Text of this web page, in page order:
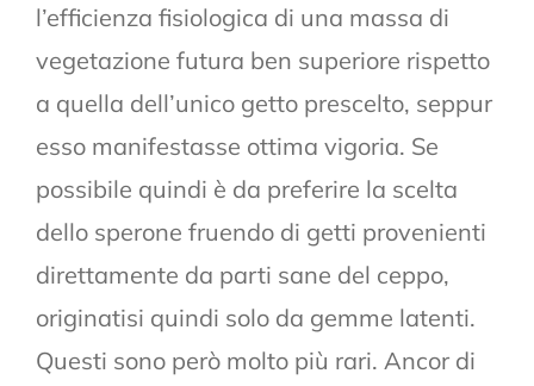
l’efficienza fisiologica di una massa di
vegetazione futura ben superiore rispetto
a quella dell’unico getto prescelto, seppur
esso manifestasse ottima vigoria. Se
possibile quindi è da preferire la scelta
dello sperone fruendo di getti provenienti
direttamente da parti sane del ceppo,
originatisi quindi solo da gemme latenti.
Questi sono però molto più rari. Ancor di